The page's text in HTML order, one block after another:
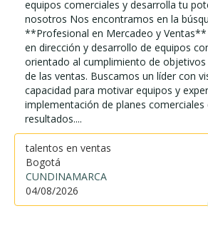
equipos comerciales y desarrolla tu
nosotros Nos encontramos en la
**Profesional en Mercadeo y Ventas**
en dirección y desarrollo de equipos
orientado al cumplimiento de
de las ventas. Buscamos un líder con
capacidad para motivar equipos y
implementación de planes comerciales
resultados....
talentos en ventas
Bogotá
CUNDINAMARCA
04/08/2026